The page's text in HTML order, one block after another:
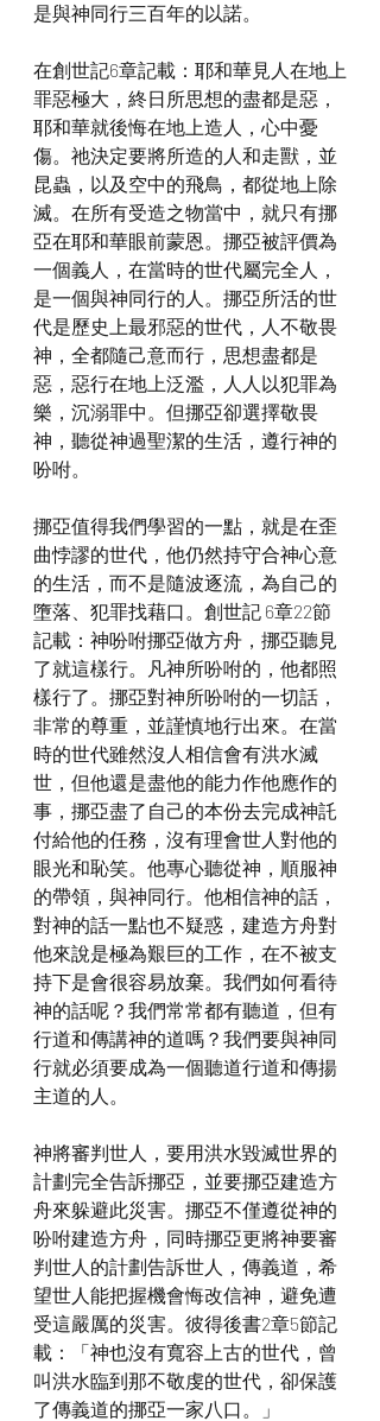
是與神同行三百年的以諾。
在創世記6章記載：耶和華見人在地上
罪惡極大，終日所思想的盡都是惡，
耶和華就後悔在地上造人，心中憂
傷。祂決定要將所造的人和走獸，並
昆蟲，以及空中的飛鳥，都從地上除
滅。在所有受造之物當中，就只有挪
亞在耶和華眼前蒙恩。挪亞被評價為
一個義人，在當時的世代屬完全人，
是一個與神同行的人。挪亞所活的世
代是歷史上最邪惡的世代，人不敬畏
神，全都隨己意而行，思想盡都是
惡，惡行在地上泛濫，人人以犯罪為
樂，沉溺罪中。但挪亞卻選擇敬畏
神，聽從神過聖潔的生活，遵行神的
吩咐。
挪亞值得我們學習的一點，就是在歪
曲悖謬的世代，他仍然持守合神心意
的生活，而不是隨波逐流，為自己的
墮落、犯罪找藉口。創世記 6章22節
記載：神吩咐挪亞做方舟，挪亞聽見
了就這樣行。凡神所吩咐的，他都照
樣行了。挪亞對神所吩咐的一切話，
非常的尊重，並謹慎地行出來。在當
時的世代雖然沒人相信會有洪水滅
世，但他還是盡他的能力作他應作的
事，挪亞盡了自己的本份去完成神託
付給他的任務，沒有理會世人對他的
眼光和恥笑。他專心聽從神，順服神
的帶領，與神同行。他相信神的話，
對神的話一點也不疑惑，建造方舟對
他來說是極為艱巨的工作，在不被支
持下是會很容易放棄。我們如何看待
神的話呢？我們常常都有聽道，但有
行道和傳講神的道嗎？我們要與神同
行就必須要成為一個聽道行道和傳揚
主道的人。
神將審判世人，要用洪水毀滅世界的
計劃完全告訴挪亞，並要挪亞建造方
舟來躲避此災害。挪亞不僅遵從神的
吩咐建造方舟，同時挪亞更將神要審
判世人的計劃告訴世人，傳義道，希
望世人能把握機會悔改信神，避免遭
受這嚴厲的災害。彼得後書2章5節記
載：「神也沒有寬容上古的世代，曾
叫洪水臨到那不敬虔的世代，卻保護
了傳義道的挪亞一家八口。」